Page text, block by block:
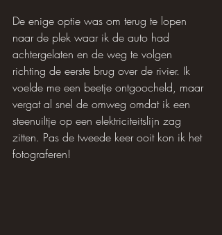
De enige optie was om terug te lopen
naar de plek waar ik de auto had
achtergelaten en de weg te volgen
richting de eerste brug over de rivier. Ik
voelde me een beetje ontgoocheld, maar
vergat al snel de omweg omdat ik een
steenuiltje op een elektriciteitslijn zag
zitten. Pas de tweede keer ooit kon ik het
fotograferen!